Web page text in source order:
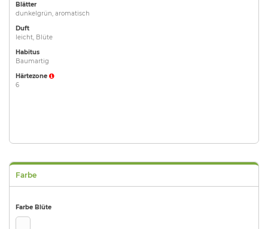
Blätter
dunkelgrün, aromatisch
Duft
leicht, Blüte
Habitus
Baumartig
Härtezone
6
Farbe
Farbe Blüte